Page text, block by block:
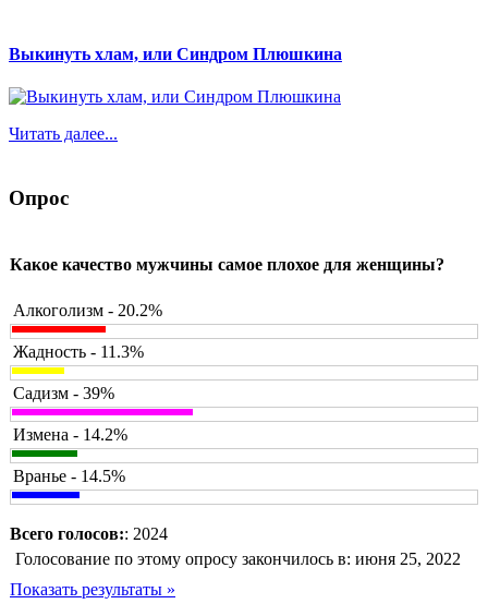
Выкинуть хлам, или Синдром Плюшкина
Читать далее...
Опрос
Какое качество мужчины самое плохое для женщины?
Алкоголизм - 20.2%
Жадность - 11.3%
Садизм - 39%
Измена - 14.2%
Вранье - 14.5%
Всего голосов:: 2024
Голосование по этому опросу закончилось в: июня 25, 2022
Показать результаты »